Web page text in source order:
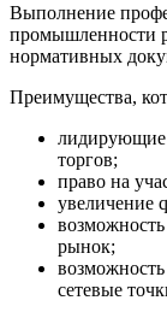
Выполнение
промышленности
нормативных
Преимущества,
лидирующие
торгов;
право на
увеличение
рынок;
сетевые